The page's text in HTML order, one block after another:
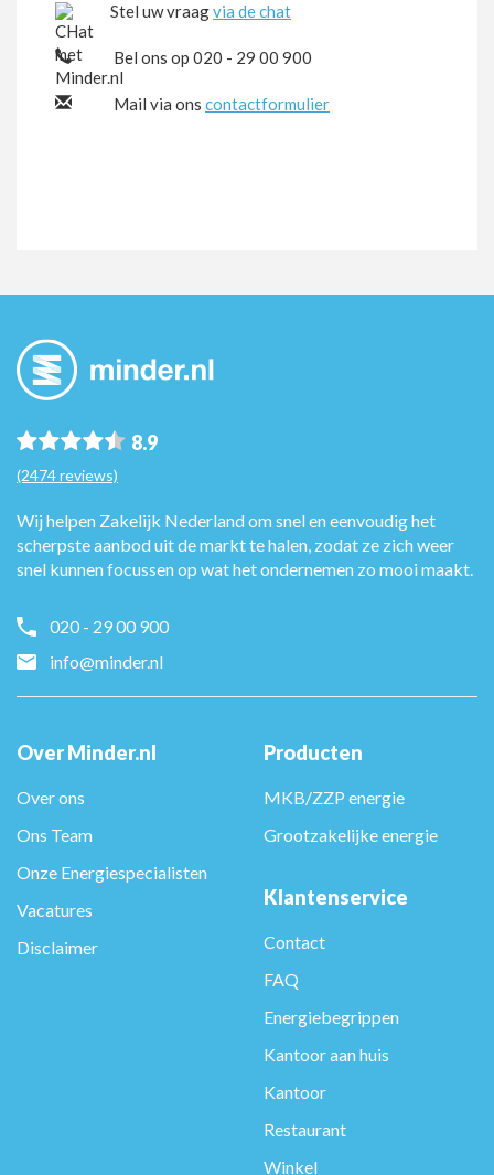
Stel uw vraagvia de chat
Bel ons op 020 - 29 00 900
Mail via ons contactformulier
8.9
(2474 reviews)
Wij helpen Zakelijk Nederland om snel en eenvoudig het
scherpste aanbod uit de markt te halen, zodat ze zich weer
snel kunnen focussen op wat het ondernemen zo mooi maakt.
020 - 29 00 900
info@minder.nl
Over Minder.nl
Over ons
Ons Team
Onze Energiespecialisten
Vacatures
Disclaimer
Producten
MKB/ZZP energie
Grootzakelijke energie
Klantenservice
Contact
FAQ
Energiebegrippen
Kantoor aan huis
Kantoor
Restaurant
Winkel